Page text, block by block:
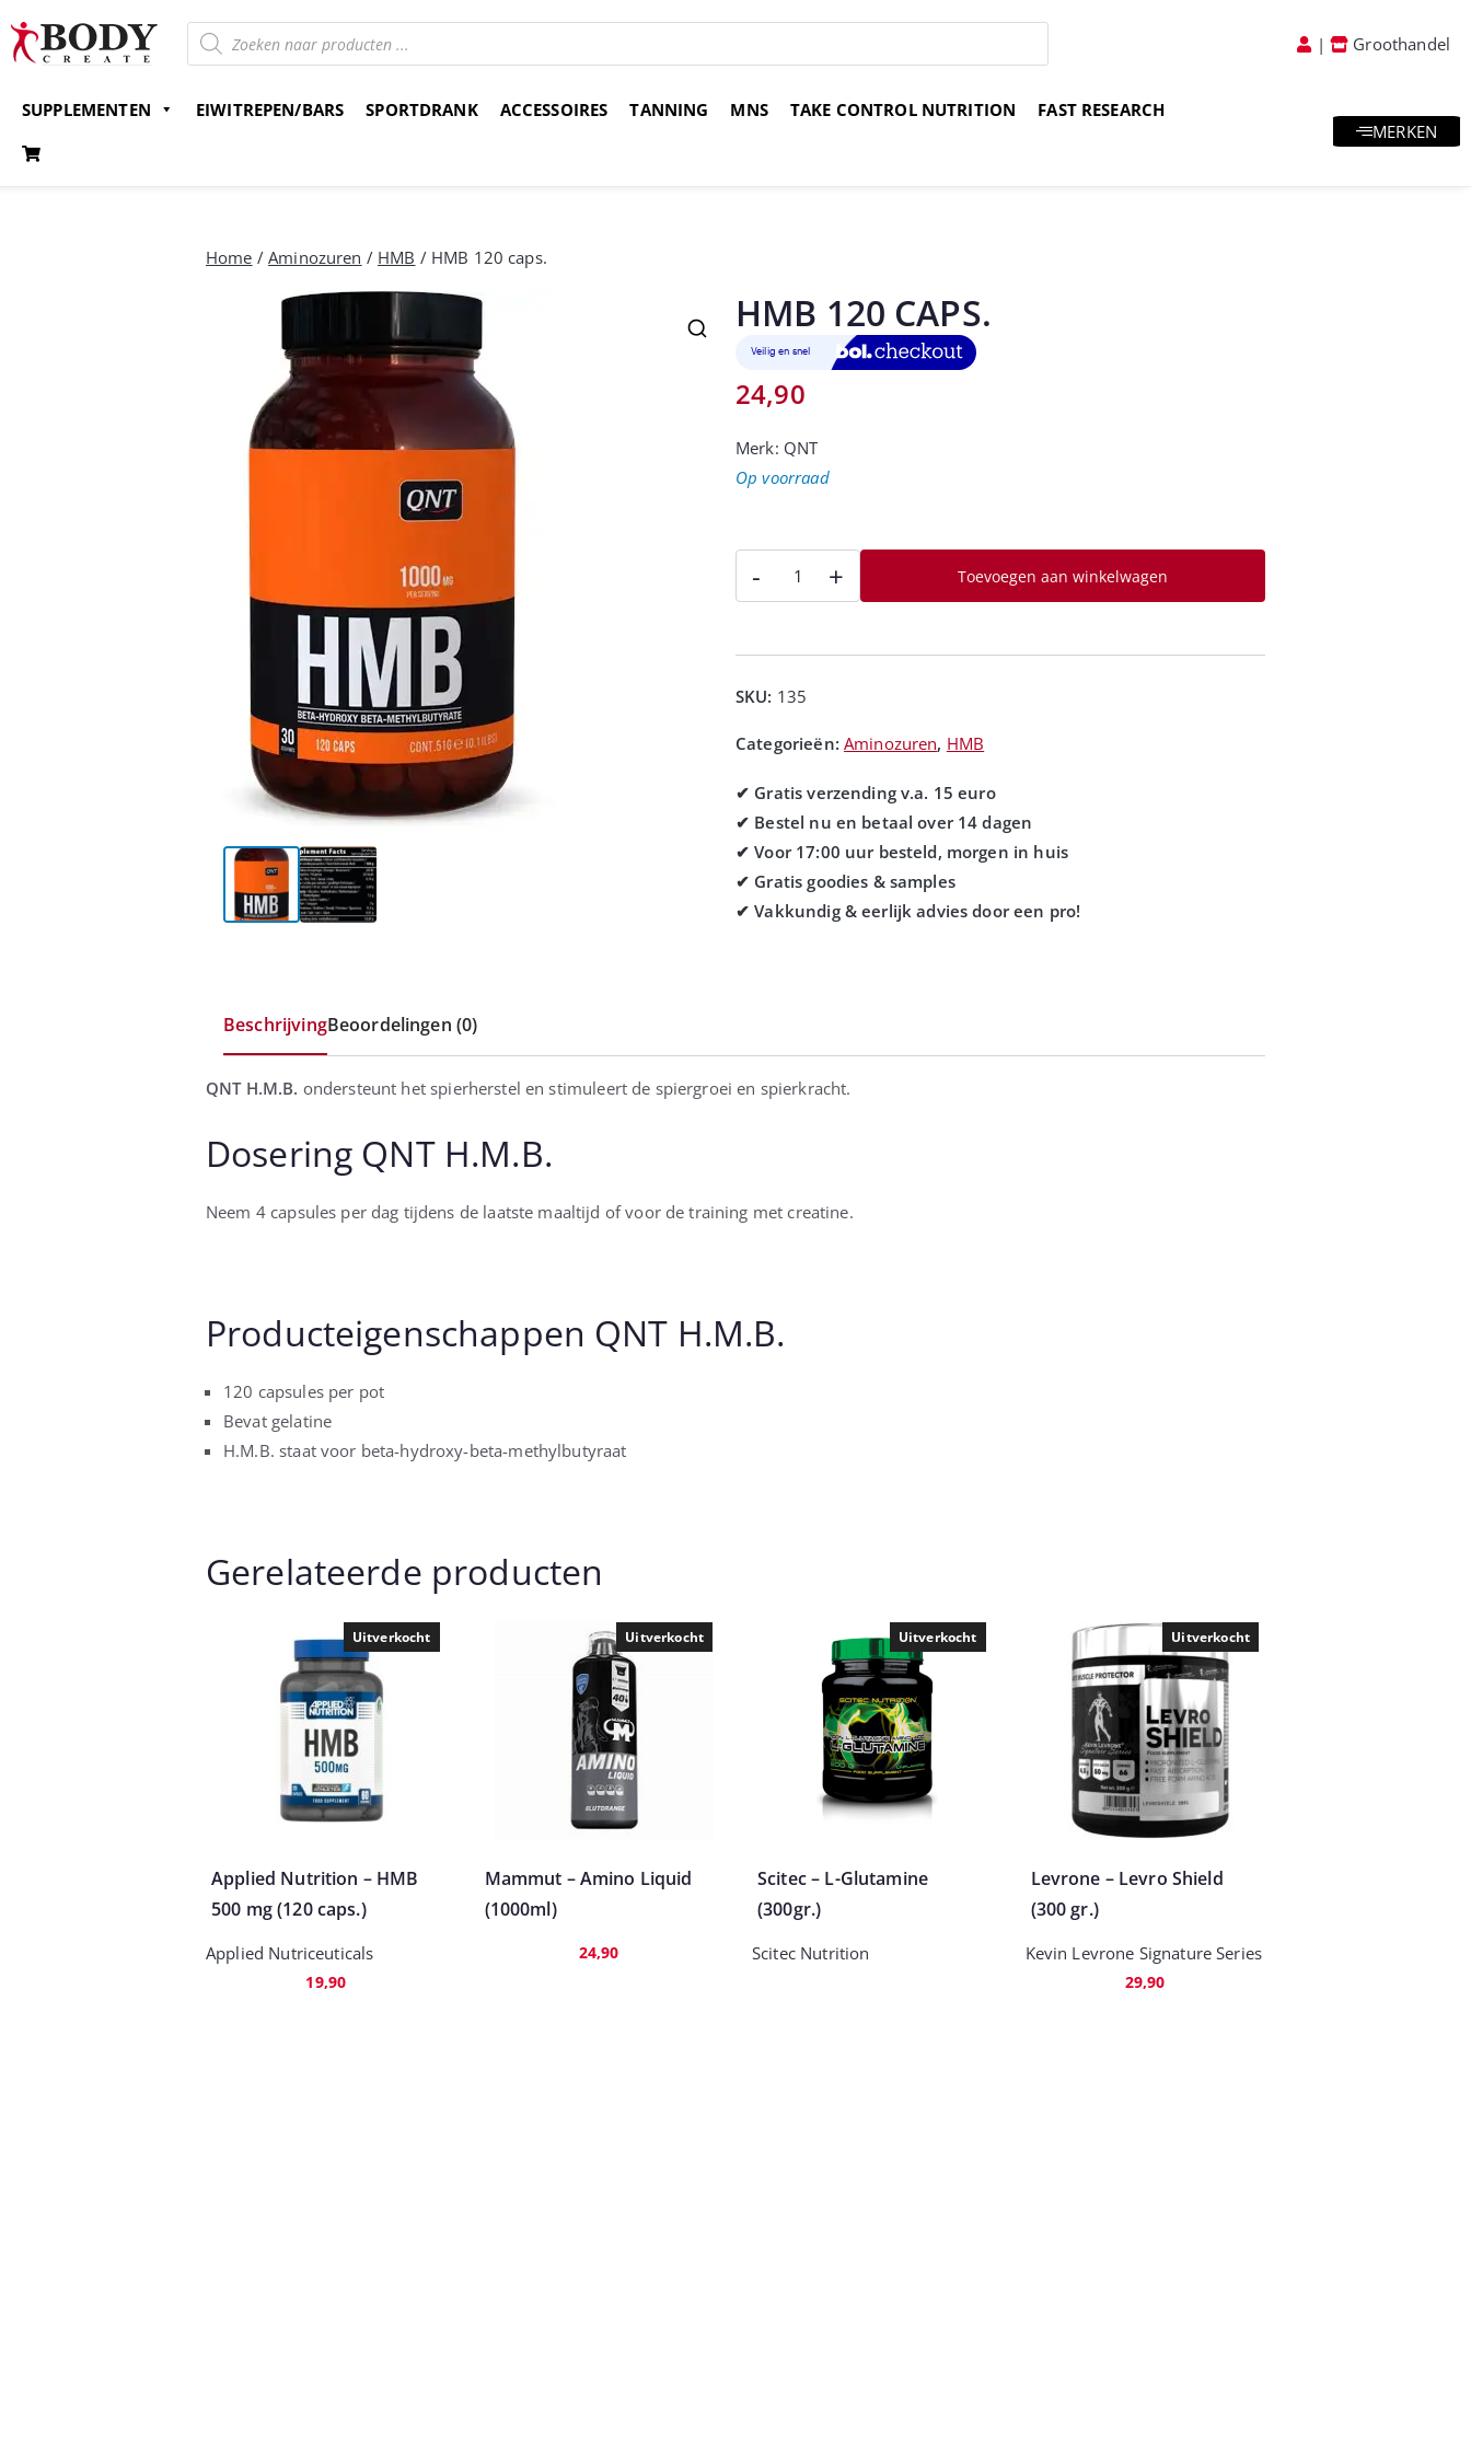
| Groothandel
SUPPLEMENTEN EIWITREPEN/BARS SPORTDRANK ACCESSOIRES TANNING MNS TAKE CONTROL NUTRITION
FAST RESEARCH
MERKEN
Home /Aminozuren / HMB / HMB 120 caps.
HMB 120 CAPS.
24,90
Merk: QNT
Op voorraad
- + Toevoegen aan winkelwagen
SKU: 135
Categorieën: Aminozuren, HMB
BeschrijvingBeoordelingen (0)
QNT H.M.B. ondersteunt het spierherstel en stimuleert de spiergroei en spierkracht.
Dosering QNT H.M.B.
Neem 4 capsules per dag tijdens de laatste maaltijd of voor de training met creatine.
Producteigenschappen QNT H.M.B.
120 capsules per pot
Bevat gelatine
H.M.B. staat voor beta-hydroxy-beta-methylbutyraat
Gerelateerde producten
Uitverkocht
Applied Nutrition – HMB
500 mg (120 caps.)
Applied Nutriceuticals
19,90
Uitverkocht
Mammut – Amino Liquid
(1000ml)
24,90
Uitverkocht
Scitec – L-Glutamine
(300gr.)
Scitec Nutrition
Uitverkocht
Levrone – Levro Shield
(300 gr.)
Kevin Levrone Signature Series
29,90